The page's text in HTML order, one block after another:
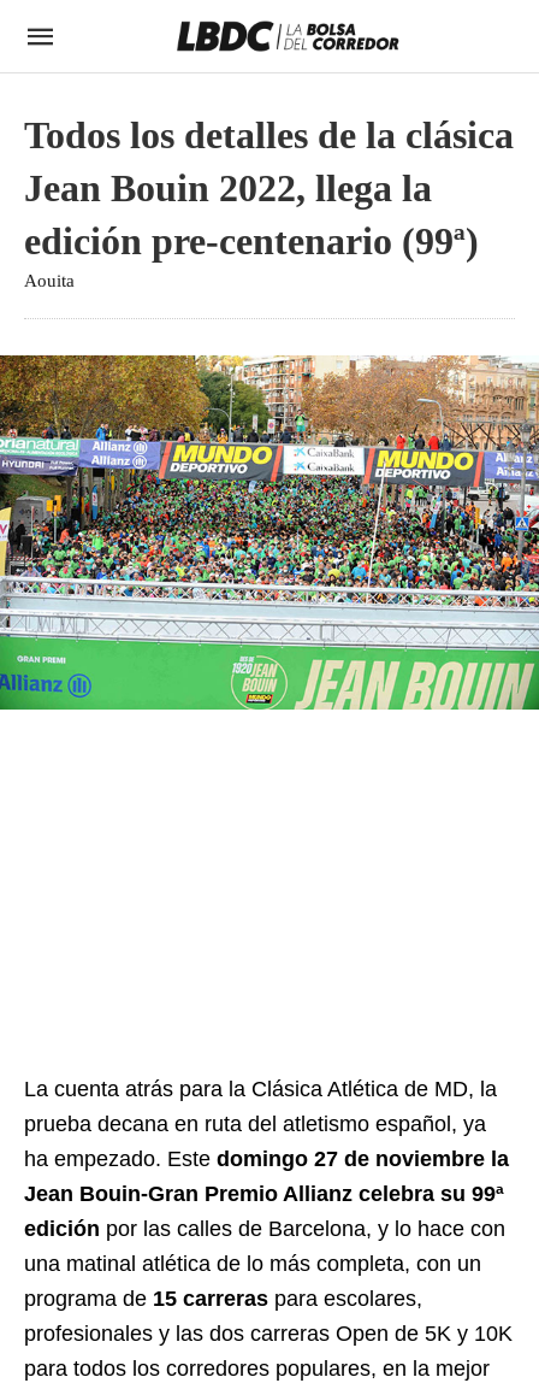
Todos los detalles de la clásica
Jean Bouin 2022, llega la
edición pre-centenario (99ª)
Aouita
La cuenta atrás para la Clásica Atlética de MD, la
prueba decana en ruta del atletismo español, ya
ha empezado. Este domingo 27 de noviembre la
Jean Bouin-Gran Premio Allianz celebra su 99ª
edición por las calles de Barcelona, y lo hace con
una matinal atlética de lo más completa, con un
programa de 15 carreras para escolares,
profesionales y las dos carreras Open de 5K y 10K
para todos los corredores populares, en la mejor